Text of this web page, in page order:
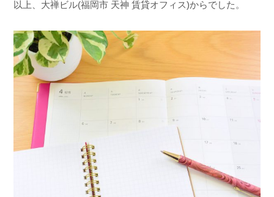
以上、大禅ビル(福岡市 天神 賃貸オフィス)からでした。